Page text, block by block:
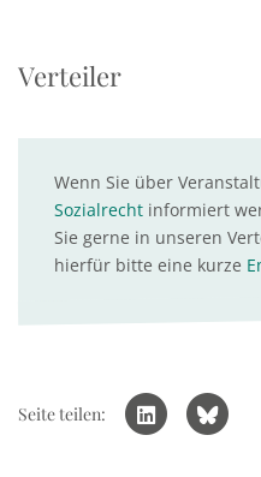
Verteiler
Wenn Sie über
Sozialrecht informiert
Sie gerne in unseren
hierfür bitte eine kurze
Seite teilen: